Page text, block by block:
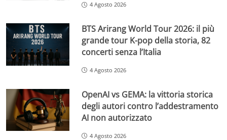
4 Agosto 2026
BTS Arirang World Tour 2026: il più
grande tour K-pop della storia, 82
concerti senza l’Italia
4 Agosto 2026
OpenAI vs GEMA: la vittoria storica
degli autori contro l’addestramento
AI non autorizzato
4 Agosto 2026